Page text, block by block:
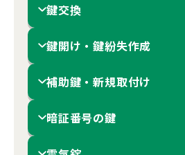
鍵交換
鍵開け・鍵紛失作成
補助鍵・新規取付け
暗証番号の鍵